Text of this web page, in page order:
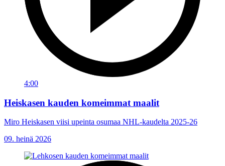
4:00
Heiskasen kauden komeimmat maalit
Miro Heiskasen viisi upeinta osumaa NHL-kaudelta 2025-26
09. heinä 2026